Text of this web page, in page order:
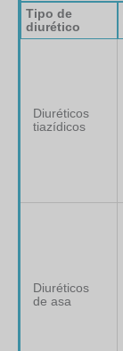
Tipo de
diurético
Diuréticos
tiazídicos
Diuréticos
de asa